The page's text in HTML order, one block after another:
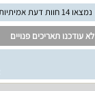
נמצאו 14 חוות דעת אמיתיות
לא עודכנו תאריכים פנויים